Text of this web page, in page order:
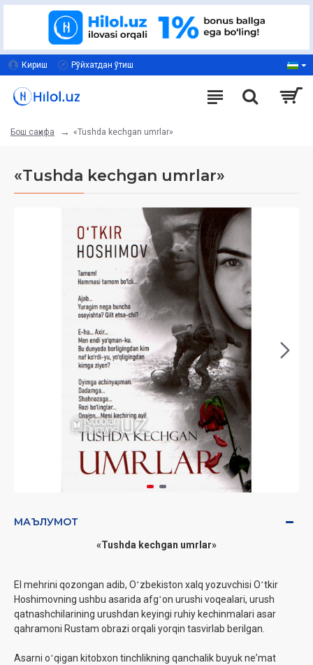
Кириш Рўйхатдан ўтиш
Бош саҳифа «Tushda kechgan umrlar»
«Tushda kechgan umrlar»
МАЪЛУМОТ
«Tushda kechgan umrlar»
El mehrini qozongan adib, Oʻzbekiston xalq yozuvchisi Oʻtkir
Hoshimovning ushbu asarida afgʻon urushi voqealari, urush
qatnashchilarining urushdan keyingi ruhiy kechinmalari asar
qahramoni Rustam obrazi orqali yorqin tasvirlab berilgan.
Asarni oʻqigan kitobxon tinchlikning qanchalik buyuk neʼmat